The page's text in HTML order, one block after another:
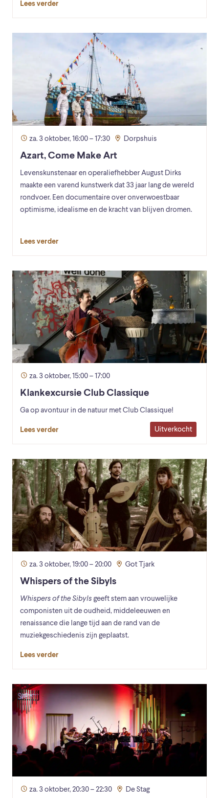
Lees verder
za. 3 oktober, 16:00 – 17:30 Dorpshuis
Azart, Come Make Art
Levenskunstenaar en operaliefhebber August Dirks
maakte een varend kunstwerk dat 33 jaar lang de wereld
rondvoer. Een documentaire over onverwoestbaar
optimisme, idealisme en de kracht van blijven dromen.
Lees verder
za. 3 oktober, 15:00 – 17:00
Klankexcursie Club Classique
Ga op avontuur in de natuur met Club Classique!
Lees verder Uitverkocht
za. 3 oktober, 19:00 – 20:00 Got Tjark
Whispers of the Sibyls
Whispers of the Sibyls geeft stem aan vrouwelijke
componisten uit de oudheid, middeleeuwen en
renaissance die lange tijd aan de rand van de
muziekgeschiedenis zijn geplaatst.
Lees verder
za. 3 oktober, 20:30 – 22:30 De Stag